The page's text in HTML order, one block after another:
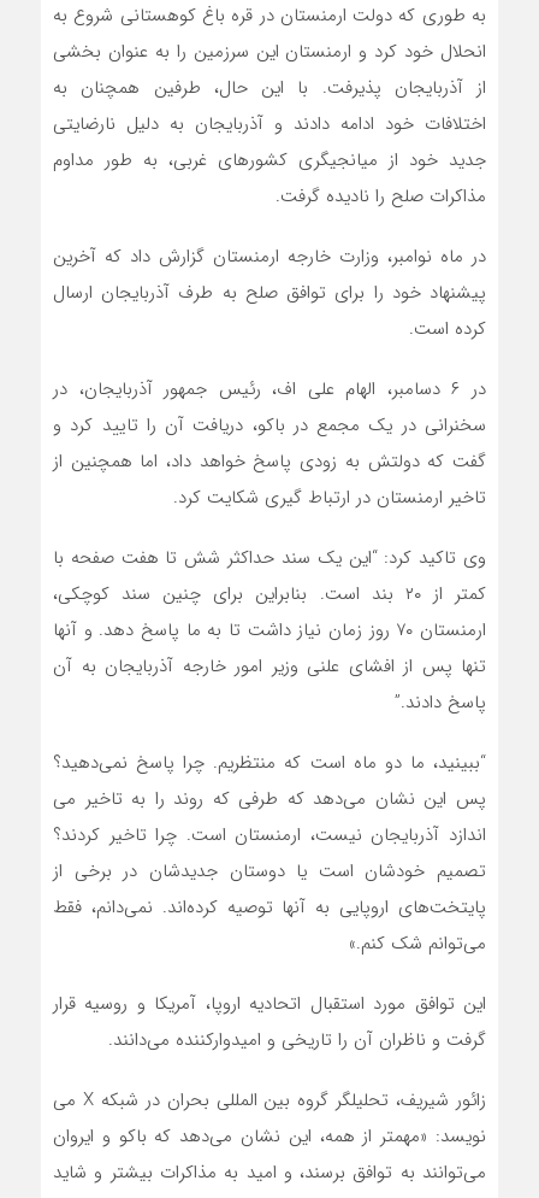
به طوری که دولت ارمنستان در قره باغ کوهستانی شروع به
انحلال خود کرد و ارمنستان این سرزمین را به عنوان بخشی
از آذربایجان پذیرفت. با این حال، طرفین همچنان به
اختلافات خود ادامه دادند و آذربایجان به دلیل نارضایتی
جدید خود از میانجیگری کشورهای غربی، به طور مداوم
مذاکرات صلح را نادیده گرفت.
در ماه نوامبر، وزارت خارجه ارمنستان گزارش داد که آخرین
پیشنهاد خود را برای توافق صلح به طرف آذربایجان ارسال
کرده است.
در ۶ دسامبر، الهام علی اف، رئیس جمهور آذربایجان، در
سخنرانی در یک مجمع در باکو، دریافت آن را تایید کرد و
گفت که دولتش به زودی پاسخ خواهد داد، اما همچنین از
تاخیر ارمنستان در ارتباط گیری شکایت کرد.
وی تاکید کرد: “این یک سند حداکثر شش تا هفت صفحه با
کمتر از ۲۰ بند است. بنابراین برای چنین سند کوچکی،
ارمنستان ۷۰ روز زمان نیاز داشت تا به ما پاسخ دهد. و آنها
تنها پس از افشای علنی وزیر امور خارجه آذربایجان به آن
پاسخ دادند.”
“ببینید، ما دو ماه است که منتظریم. چرا پاسخ نمی‌دهید؟
پس این نشان می‌دهد که طرفی که روند را به تاخیر می
اندازد آذربایجان نیست، ارمنستان است. چرا تاخیر کردند؟
تصمیم خودشان است یا دوستان جدیدشان در برخی از
پایتخت‌های اروپایی به آنها توصیه کرده‌اند. نمی‌دانم، فقط
می‌توانم شک کنم.»
این توافق مورد استقبال اتحادیه اروپا، آمریکا و روسیه قرار
گرفت و ناظران آن را تاریخی و امیدوارکننده می‌دانند.
زائور شیریف، تحلیلگر گروه بین المللی بحران در شبکه X می
نویسد: «مهمتر از همه، این نشان می‌دهد که باکو و ایروان
می‌توانند به توافق برسند، و امید به مذاکرات بیشتر و شاید